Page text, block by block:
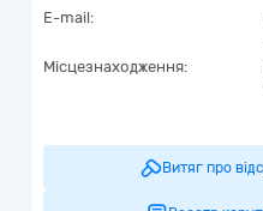
E-mail:
Місцезнаходження:
Витяг про